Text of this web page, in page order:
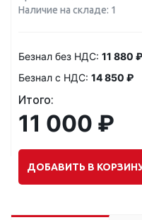
Наличие на складе: 1
Безнал без НДС: 11 880 ₽
Безнал с НДС: 14 850 ₽
Итого:
11 000 ₽
ДОБАВИТЬ В